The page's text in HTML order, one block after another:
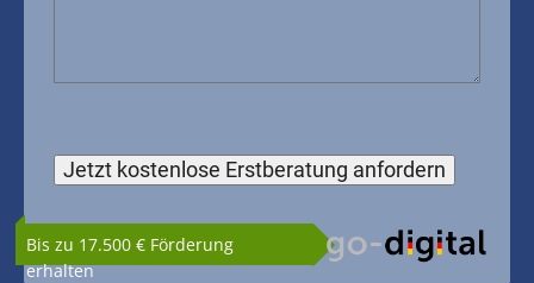
Bis zu 17.500 € Förderung
erhalten